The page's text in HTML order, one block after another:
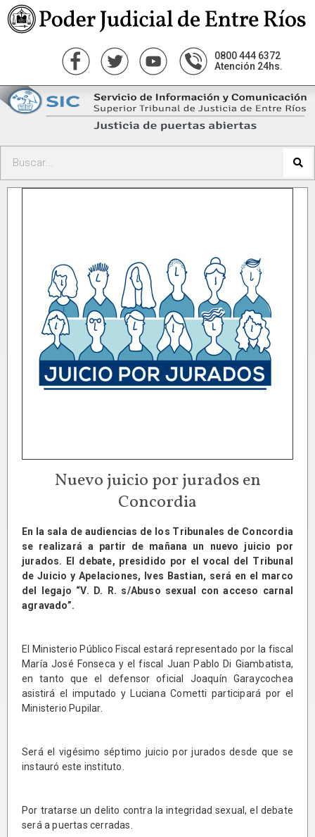
0800 444 6372
Atención 24hs.
Nuevo juicio por jurados en
Concordia
En la sala de audiencias de los Tribunales de Concordia
se realizará a partir de mañana un nuevo juicio por
jurados. El debate, presidido por el vocal del Tribunal
de Juicio y Apelaciones, Ives Bastian, será en el marco
del legajo “V. D. R. s/Abuso sexual con acceso carnal
agravado”.
El Ministerio Público Fiscal estará representado por la fiscal
María José Fonseca y el fiscal Juan Pablo Di Giambatista,
en tanto que el defensor oficial Joaquín Garaycochea
asistirá el imputado y Luciana Cometti participará por el
Ministerio Pupilar.
Será el vigésimo séptimo juicio por jurados desde que se
instauró este instituto.
Por tratarse un delito contra la integridad sexual, el debate
será a puertas cerradas.